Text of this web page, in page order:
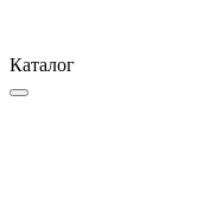
Каталог